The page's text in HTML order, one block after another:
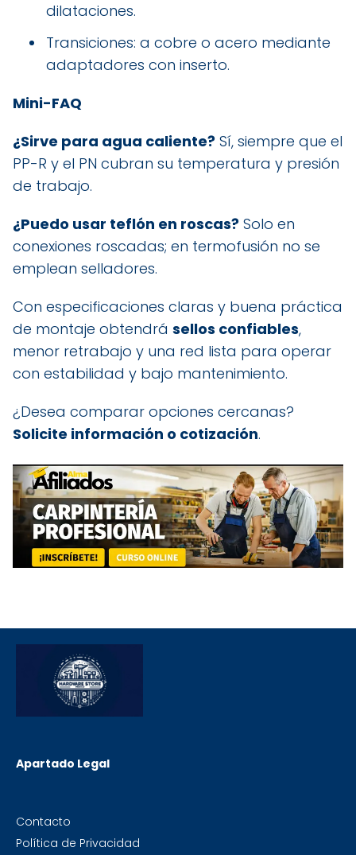
dilataciones.
Transiciones: a cobre o acero mediante
adaptadores con inserto.
Mini-FAQ
¿Sirve para agua caliente? Sí, siempre que el
PP-R y el PN cubran su temperatura y presión
de trabajo.
¿Puedo usar teflón en roscas? Solo en
conexiones roscadas; en termofusión no se
emplean selladores.
Con especificaciones claras y buena práctica
de montaje obtendrá sellos confiables,
menor retrabajo y una red lista para operar
con estabilidad y bajo mantenimiento.
¿Desea comparar opciones cercanas?
Solicite información o cotización.
Apartado Legal
Contacto
Política de Privacidad